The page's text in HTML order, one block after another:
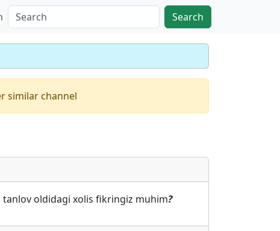
Search
similar channel
oldidagi xolis fikringiz muhim?